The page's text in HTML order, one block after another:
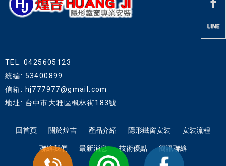
TEL: 0425605123
統編: 53400899
信箱: hj777977@gmail.com
地址: 台中市大雅區楓林街183號
回首頁 關於煌吉 產品介紹 隱形鐵窗安裝 安裝流程
聯絡我們 最新消息 技術優點 簡訊聯絡